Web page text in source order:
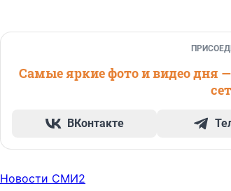
Самые яркие фото и видео дня
ВКонтакте
Новости СМИ2